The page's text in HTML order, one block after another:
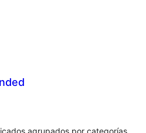
agrupados por categorías.